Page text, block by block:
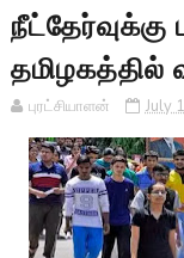
தமிழகத்தில்
புரட்சியாளன் July